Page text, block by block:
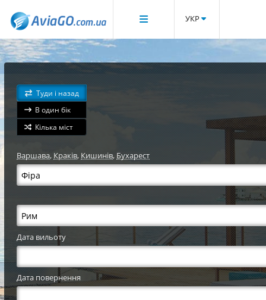
УКР
Туди і назад
В один бік
Кілька міст
Варшава,Краків,Кишинів,Бухарест
Дата вильоту
Дата повернення